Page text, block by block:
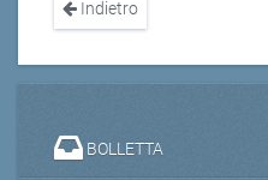
Indietro
BOLLETTA